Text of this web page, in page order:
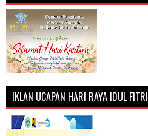
IKLAN UCAPAN HARI RAYA IDUL FITRI